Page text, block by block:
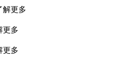
解更多
更多
更多